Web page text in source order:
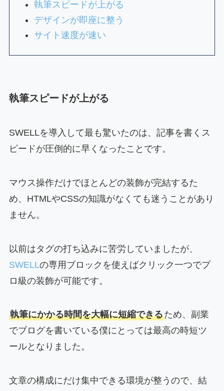
執筆スピードが上がる
デザインが即座に整う
サイト速度が速い
執筆スピードが上がる
SWELLを導入して最も驚いたのは、記事を書くス
ピードが圧倒的に早くなったことです。
マウス操作だけでほとんどの装飾が完結するた
め、HTMLやCSSの知識がなくても迷うことがあり
ません。
以前はタグの打ち込みに苦労していましたが、
SWELLの専用ブロックを使えばクリック一つでプ
ロ級の装飾が可能です。
執筆にかかる時間を大幅に短縮できるため、副業
でブログを書いている僕にとっては最高の時短ツ
ールとなりました。
文章の構成にだけ集中できる環境が整うので、結